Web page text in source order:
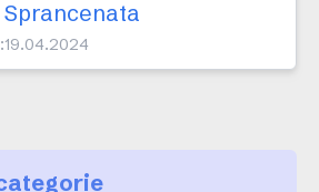
Sprancenata
19.04.2024